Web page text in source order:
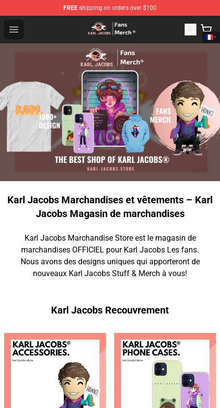
FREE shipping on orders over $100
Open menu
Karl Jacobs Store - Official Karl Jacobs Merchandise
Karl Jacobs Marchandises et vêtements – Karl
Jacobs Magasin de marchandises
Karl Jacobs Marchandise Store est le magasin de
marchandises OFFICIEL pour Karl Jacobs Les fans.
Nous avons des designs uniques qui apporteront de
nouveaux Karl Jacobs Stuff & Merch à vous!
Karl Jacobs Recouvrement